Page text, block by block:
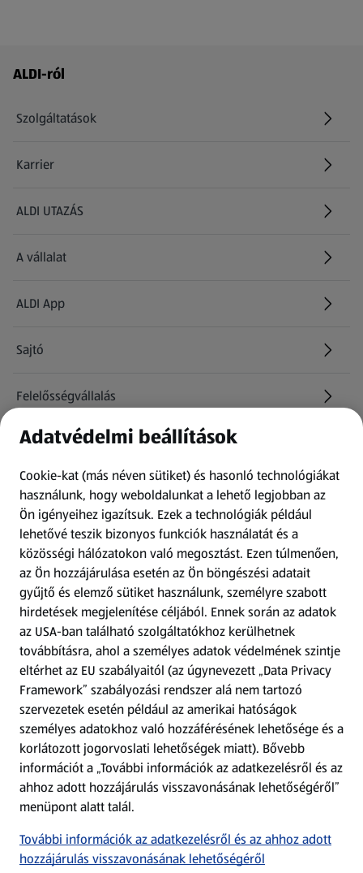
Láblécmenü - további linkek
ALDI-ról
Szolgáltatások
Karrier
(új oldalon nyílik meg)
ALDI UTAZÁS
(új oldalon nyílik meg)
A vállalat
ALDI App
Sajtó
Felelősségvállalás
Információk
Kérdőív
Fizetési lehetőségek
ALDI utalványok
Árcsökkentés
Adattörlő alkalmazás
Szervizpont
(új oldalon nyílik meg)
Fedezz fel minket az interneten!
Töltsd le az ALDI Magyarország applikációt!
Adatvédelmi beállítások
Cookie-kat (más néven sütiket) és hasonló technológiákat
használunk, hogy weboldalunkat a lehető legjobban az
Ön igényeihez igazítsuk. Ezek a technológiák például
lehetővé teszik bizonyos funkciók használatát és a
közösségi hálózatokon való megosztást. Ezen túlmenően,
az Ön hozzájárulása esetén az Ön böngészési adatait
gyűjtő és elemző sütiket használunk, személyre szabott
hirdetések megjelenítése céljából. Ennek során az adatok
az USA-ban található szolgáltatókhoz kerülhetnek
továbbításra, ahol a személyes adatok védelmének szintje
eltérhet az EU szabályaitól (az úgynevezett „Data Privacy
Framework” szabályozási rendszer alá nem tartozó
szervezetek esetén például az amerikai hatóságok
személyes adatokhoz való hozzáférésének lehetősége és a
korlátozott jogorvoslati lehetőségek miatt). Bővebb
információt a „További információk az adatkezelésről és az
ahhoz adott hozzájárulás visszavonásának lehetőségéről”
menüpont alatt talál.
További információk az adatkezelésről és az ahhoz adott
hozzájárulás visszavonásának lehetőségéről